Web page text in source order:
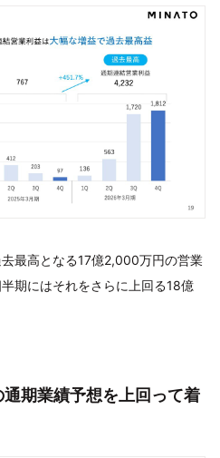
最高となる17億2,000万円の営業
期にはそれをさらに上回る18億
期業績予想を上回って着